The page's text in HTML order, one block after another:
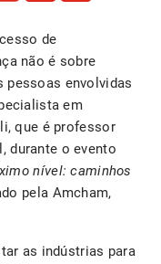
de
não é sobre
envolvidas
em
que é professor
durante o evento
nível: caminhos
pela Amcham,
as indústrias para